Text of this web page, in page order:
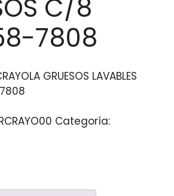
C/8
7808
GRUESOS LAVABLES
Categoría: